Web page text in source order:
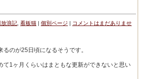
浪記 看板猫 | 個別ページ | コメントはまだありませ
のが25日頃になるそうです。
1ヶ月くらいはまともな更新ができないと思い